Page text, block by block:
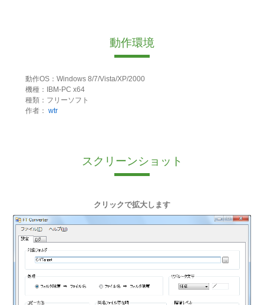
動作環境
動作OS：Windows 8/7/Vista/XP/2000
機種：IBM-PC x64
種類：フリーソフト
作者： wtr
スクリーンショット
クリックで拡大します